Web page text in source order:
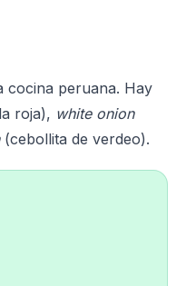
cocina peruana. Hay
roja), white onion
(cebollita de verdeo).